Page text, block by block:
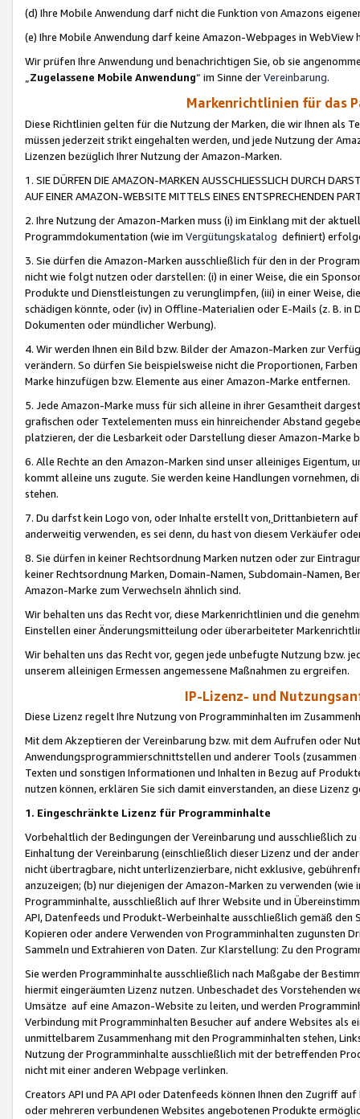
(d) Ihre Mobile Anwendung darf nicht die Funktion von Amazons
(e) Ihre Mobile Anwendung darf keine Amazon-Webpages in WebView
Wir prüfen Ihre Anwendung und benachrichtigen Sie, ob sie
„Zugelassene Mobile Anwendung“ im Sinne derVereinbarung.
Markenrichtlinien für das
Diese Richtlinien gelten für die Nutzung der Marken, die wir Ihnen als
müssen jederzeit strikt eingehalten werden, und jede Nutzung der
Lizenzen bezüglich Ihrer Nutzung der Amazon-Marken.
1. SIE DÜRFEN DIE AMAZON-MARKEN AUSSCHLIESSLICH DURCH
AUF EINER AMAZON-WEBSITE MITTELS EINES ENTSPRECHENDEN
2. Ihre Nutzung der Amazon-Marken muss (i) im Einklang mit der
Programmdokumentation (wie im Vergütungskatalog definiert)
3. Sie dürfen die Amazon-Marken ausschließlich für den in der
nicht wie folgt nutzen oder darstellen: (i) in einer Weise, die ein
Produkte und Dienstleistungen zu verunglimpfen, (iii) in einer Weise,
schädigen könnte, oder (iv) in Offline-Materialien oder E-Mails (z. B. in
Dokumenten oder mündlicher Werbung).
4. Wir werden Ihnen ein Bild bzw. Bilder der Amazon-Marken zur
verändern. So dürfen Sie beispielsweise nicht die Proportionen,
Marke hinzufügen bzw. Elemente aus einer Amazon-Marke entfernen.
5. Jede Amazon-Marke muss für sich alleine in ihrer Gesamtheit
grafischen oder Textelementen muss ein hinreichender Abstand
platzieren, der die Lesbarkeit oder Darstellung dieser Amazon-Marke
6. Alle Rechte an den Amazon-Marken sind unser alleiniges
kommt alleine uns zugute. Sie werden keine Handlungen vornehmen,
stehen.
7. Du darfst kein Logo von, oder Inhalte erstellt von,Drittanbietern auf
anderweitig verwenden, es sei denn, du hast von diesem Verkäufer
8. Sie dürfen in keiner Rechtsordnung Marken nutzen oder zur
keiner Rechtsordnung Marken, Domain-Namen, Subdomain-Namen,
Amazon-Marke zum Verwechseln ähnlich sind.
Wir behalten uns das Recht vor, diese Markenrichtlinien und die
Einstellen einer Änderungsmitteilung oder überarbeiteter
Wir behalten uns das Recht vor, gegen jede unbefugte Nutzung bzw.
unserem alleinigen Ermessen angemessene Maßnahmen zu ergreifen.
IP-Lizenz- und
Diese Lizenz regelt Ihre Nutzung von Programminhalten im
Mit dem Akzeptieren der Vereinbarung bzw. mit dem Aufrufen oder
Anwendungsprogrammierschnittstellen und anderer Tools (zusammen
Texten und sonstigen Informationen und Inhalten in Bezug auf
nutzen können, erklären Sie sich damit einverstanden, an diese Lizenz
1. Eingeschränkte Lizenz für Programminhalte
Vorbehaltlich der Bedingungen der Vereinbarung und ausschließlich
Einhaltung der Vereinbarung (einschließlich dieser Lizenz und der
nicht übertragbare, nicht unterlizenzierbare, nicht exklusive,
anzuzeigen; (b) nur diejenigen der Amazon-Marken zu verwenden
Programminhalte, ausschließlich auf Ihrer Website und in
API, Datenfeeds und Produkt-Werbeinhalte ausschließlich gemäß
Kopieren oder andere Verwenden von Programminhalten zugunsten
Sammeln und Extrahieren von Daten. Zur Klarstellung: Zu den
Sie werden Programminhalte ausschließlich nach Maßgabe der
hiermit eingeräumten Lizenz nutzen. Unbeschadet des Vorstehenden
Umsätze auf eine Amazon-Website zu leiten, und werden
Verbindung mit Programminhalten Besucher auf andere Websites als
unmittelbarem Zusammenhang mit den Programminhalten stehen,
Nutzung der Programminhalte ausschließlich mit der betreffenden
nicht mit einer anderen Webpage verlinken.
Creators API und PA API oder Datenfeeds können Ihnen den Zugriff
oder mehreren verbundenen Websites angebotenen Produkte